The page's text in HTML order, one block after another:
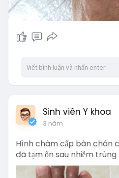
Sinh viên Y khoa
3 năm
Hình chàm cấp bàn chân
đã tạm ổn sau nhiễm trùng